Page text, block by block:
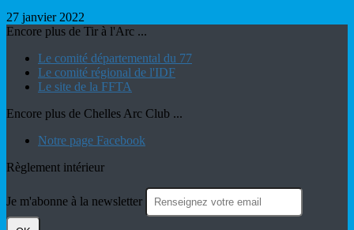
27 janvier 2022
Encore plus de Tir à l'Arc ...
Le comité départemental du 77
Le comité régional de l'IDF
Le site de la FFTA
Encore plus de Chelles Arc Club ...
Notre page Facebook
Règlement intérieur
Je m'abonne à la newsletter